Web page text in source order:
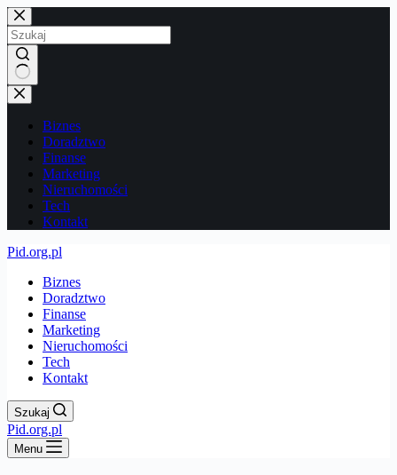
Przejdź
do
treści
Brak
wyników
Biznes
Doradztwo
Finanse
Marketing
Nieruchomości
Tech
Kontakt
Pid.org.pl
Biznes
Doradztwo
Finanse
Marketing
Nieruchomości
Tech
Kontakt
Szukaj
Pid.org.pl
Menu